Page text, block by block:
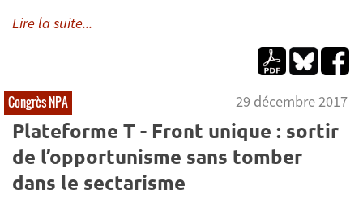
Lire la suite...
Congrès NPA 29 décembre 2017
Plateforme T - Front unique : sortir
de l’opportunisme sans tomber
dans le sectarisme